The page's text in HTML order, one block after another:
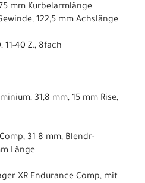
mm Kurbelarmlänge
122,5 mm Achslänge
11-40 Z., 8fach
31,8 mm, 15 mm Rise,
31 8 mm, Blendr-
Länge
XR Endurance Comp, mit